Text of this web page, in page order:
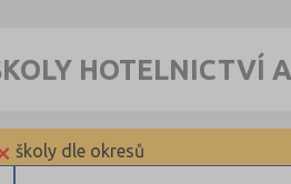
HOTELNICTVÍ
školy dle okresů